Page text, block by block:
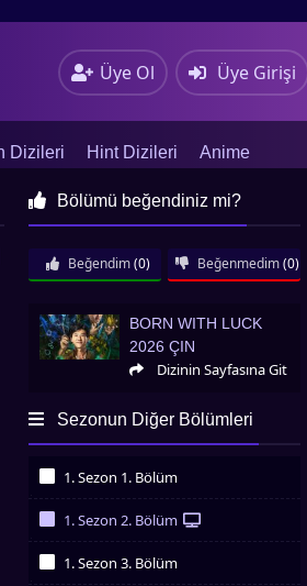
Üye Ol Üye Girişi
Dizileri Hint Dizileri Anime
Bölümü beğendiniz mi?
Beğendim (0) Beğenmedim (0)
Born with Luck 2026 Çin
BORN WITH LUCK
2026 ÇIN
Dizinin Sayfasına Git
Sezonun Diğer Bölümleri
1. Sezon 1. Bölüm
1. Sezon 2. Bölüm
1. Sezon 3. Bölüm